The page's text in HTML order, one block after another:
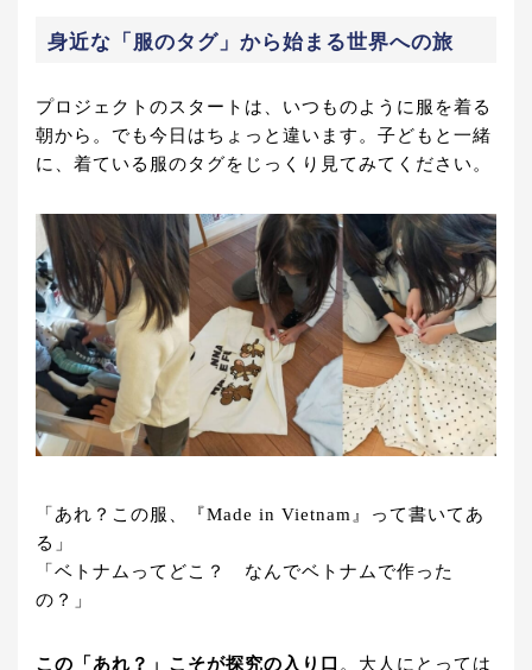
身近な「服のタグ」から始まる世界への旅
プロジェクトのスタートは、いつものように服を着る
朝から。でも今日はちょっと違います。子どもと一緒
に、着ている服のタグをじっくり見てみてください。
「あれ？この服、『Made in Vietnam』って書いてあ
る」
「ベトナムってどこ？ なんでベトナムで作った
の？」
この「あれ？」こそが探究の入り口 。大人にとっては